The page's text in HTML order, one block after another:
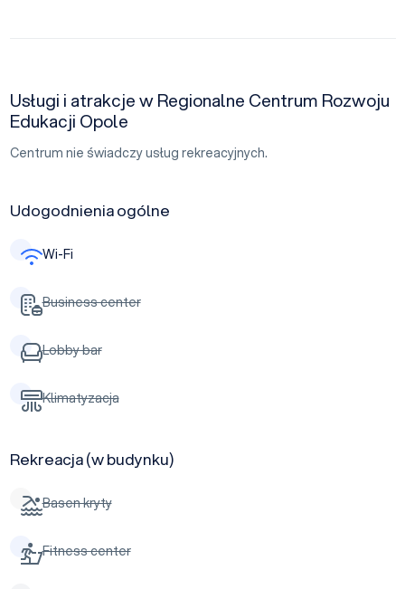
Usługi i atrakcje w Regionalne Centrum Rozwoju
Edukacji Opole
Centrum nie świadczy usług rekreacyjnych.
Udogodnienia ogólne
Wi-Fi
Business center
Lobby bar
Klimatyzacja
Rekreacja (w budynku)
Basen kryty
Fitness center